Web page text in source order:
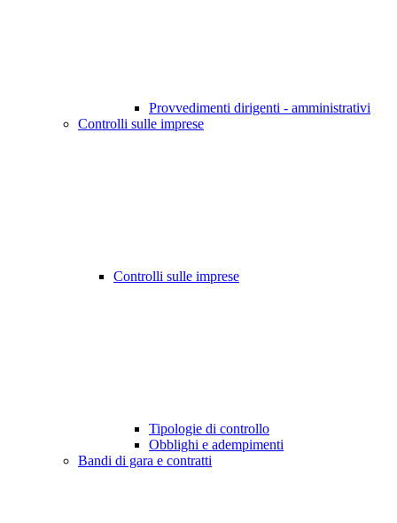
Provvedimenti dirigenti - amministrativi
Controlli sulle imprese
Controlli sulle imprese
Tipologie di controllo
Obblighi e adempimenti
Bandi di gara e contratti